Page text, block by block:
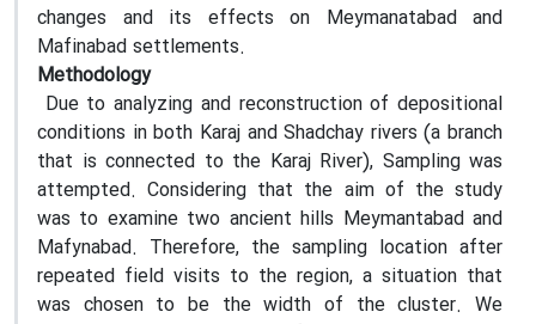
changes and its effects on Meymanatabad and
Mafinabad settlements.
Methodology
Due to analyzing and reconstruction of depositional
conditions in both Karaj and Shadchay rivers (a branch
that is connected to the Karaj River), Sampling was
attempted. Considering that the aim of the study
was to examine two ancient hills Meymantabad and
Mafynabad. Therefore, the sampling location after
repeated field visits to the region, a situation that
was chosen to be the width of the cluster. We